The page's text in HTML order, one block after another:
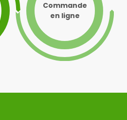
Commande
en ligne